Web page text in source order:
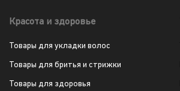
Красота и здоровье
Товары для укладки волос
Товары для бритья и стрижки
Товары для здоровья